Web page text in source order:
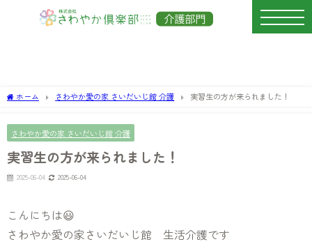
ホーム さわやか愛の家 さいだいじ館 介護 実習生の方が来られました！
さわやか愛の家 さいだいじ館 介護
実習生の方が来られました！
2025-06-04 2025-06-04
こんにちは😃
さわやか愛の家さいだいじ館 生活介護です